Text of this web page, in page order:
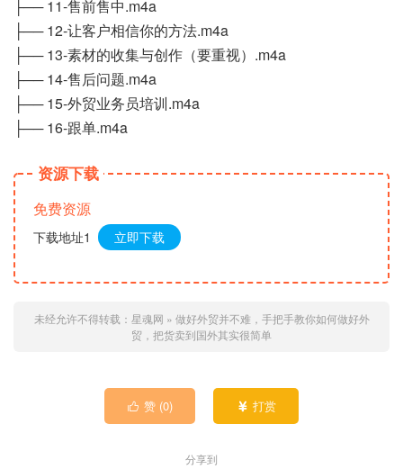
├── 11-售前售中.m4a
├── 12-让客户相信你的方法.m4a
├── 13-素材的收集与创作（要重视）.m4a
├── 14-售后问题.m4a
├── 15-外贸业务员培训.m4a
├── 16-跟单.m4a
资源下载
免费资源
下载地址1 立即下载
未经允许不得转载： 星魂网 » 做好外贸并不难，手把手教你如何做好外
贸，把货卖到国外其实很简单
 赞 (0)  打赏
分享到